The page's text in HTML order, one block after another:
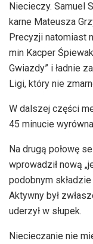
Niecieczy. Samuel
karne Mateusza
Precyzji natomiast
min Kacper
Gwiazdy” i ładnie
Ligi, który nie
W dalszej części
45 minucie
Na drugą połowę
wprowadził nową
podobnym
Aktywny był
uderzył w słupek.
Niecieczanie nie